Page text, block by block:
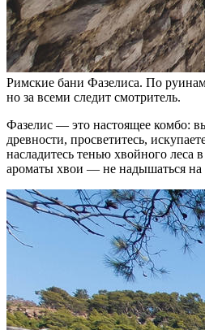
Римские бани Фазелиса. По
но за всеми следит смотритель.
Фазелис — это настоящее комбо:
древности, просветитесь,
насладитесь тенью хвойного леса
ароматы хвои — не надышаться